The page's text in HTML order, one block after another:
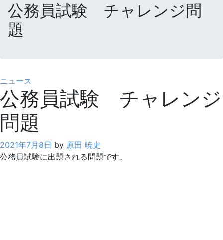
公務員試験 チャレンジ問
題
ニュース
公務員試験 チャレンジ
問題
2021年7月8日 by 原田 暁史
公務員試験に出題される問題です。